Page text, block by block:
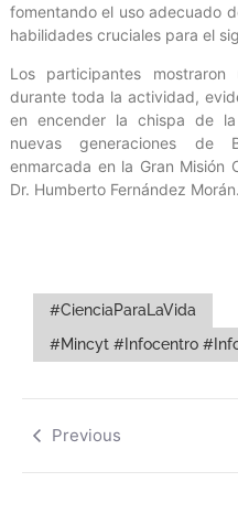
fomentando el uso adecuado
habilidades cruciales para el
Los participantes
durante toda la actividad,
en encender la chispa de
nuevas generaciones de
enmarcada en la Gran Misión
Dr. Humberto Fernández Morán.
#CienciaParaLaVida
#Mincyt #Infocentro
Previous